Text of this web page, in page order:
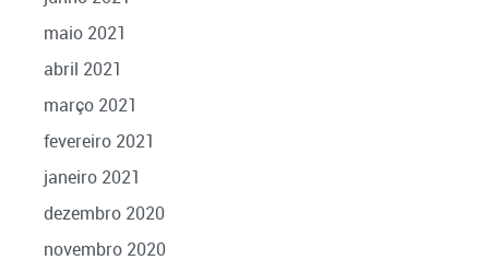
maio 2021
abril 2021
março 2021
fevereiro 2021
janeiro 2021
dezembro 2020
novembro 2020